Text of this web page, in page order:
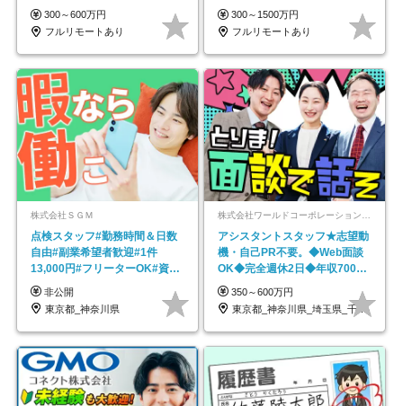
在宅勤務手当あり
300～600万円
フルリモートあり
円～／年休130日以上
300～1500万円
フルリモートあり
株式会社ＳＧＭ
点検スタッフ#勤務時間＆日数
自由#副業希望者歓迎#1件
13,000円#フリーターOK#資格
スキル不要
非公開
東京都_神奈川県
アシスタントスタッフ★志望動
機・自己PR不要。◆Web面談
OK◆完全週休2日◆年収700万
円可/p13
350～600万円
東京都_神奈川県_埼玉県_千葉県_大阪府…